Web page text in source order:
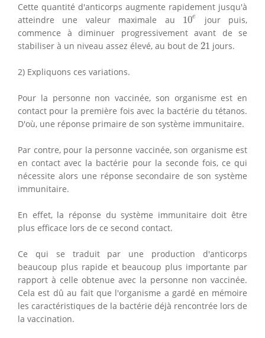
Cette quantité d'anticorps augmente rapidement jusqu'à
atteindre une valeur maximale au 10e
10e
jour puis,
commence à diminuer progressivement avant de se
stabiliser à un niveau assez élevé, au bout de 21
21 jours.
2) Expliquons ces variations.
Pour la personne non vaccinée, son organisme est en
contact pour la première fois avec la bactérie du tétanos.
D'où, une réponse primaire de son système immunitaire.
Par contre, pour la personne vaccinée, son organisme est
en contact avec la bactérie pour la seconde fois, ce qui
nécessite alors une réponse secondaire de son système
immunitaire.
En effet, la réponse du système immunitaire doit être
plus efficace lors de ce second contact.
Ce qui se traduit par une production d'anticorps
beaucoup plus rapide et beaucoup plus importante par
rapport à celle obtenue avec la personne non vaccinée.
Cela est dû au fait que l'organisme a gardé en mémoire
les caractéristiques de la bactérie déjà rencontrée lors de
la vaccination.